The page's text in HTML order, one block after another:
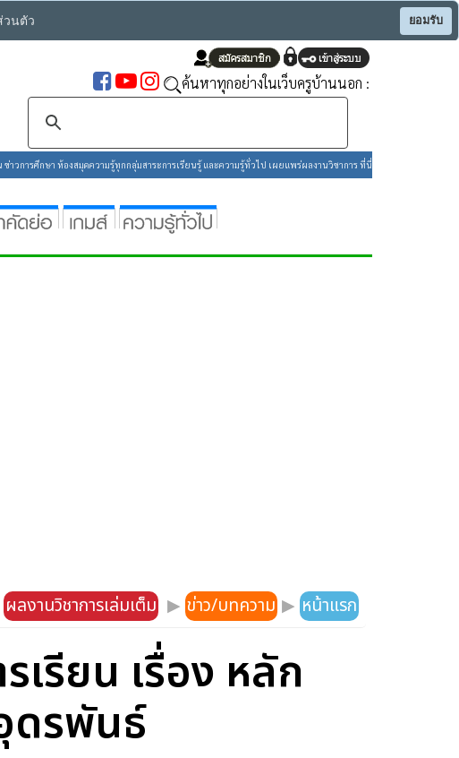
วนตัว ยอมรับ
ค้นหาทุกอย่างในเว็บครูบ้านนอก :
าวการศึกษา ห้องสมุดความรู้ทุกกลุ่มสาระการเรียนรู้ และความรู้ทั่วไป เผยแพร่ผลงานวิชาการ ที่นี่
ผลงานวิชาการเล่มเต็ม ▶ ข่าว/บทความ ▶ หน้าแรก
รียน เรื่อง หลัก
ดรพันธ์